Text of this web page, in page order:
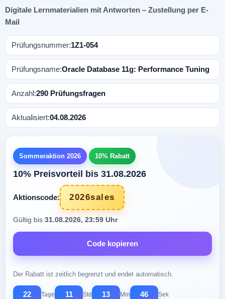
Digitale Lernmaterialien mit Antworten – Zustellung per E-
Mail
Prüfungsnummer:1Z1-054
Prüfungsname:Oracle Database 11g: Performance Tuning
Anzahl:290 Prüfungsfragen
Aktualisiert:04.08.2026
Sommeraktion 2026 10% Rabatt
10% Preisvorteil bis 31.08.2026
Aktionscode: 2026sales
Gültig bis 31.08.2026, 23:59 Uhr
Code kopieren
Der Rabatt ist zeitlich begrenzt und endet automatisch.
22 Tage 11 Std 13 Min 45 Sek